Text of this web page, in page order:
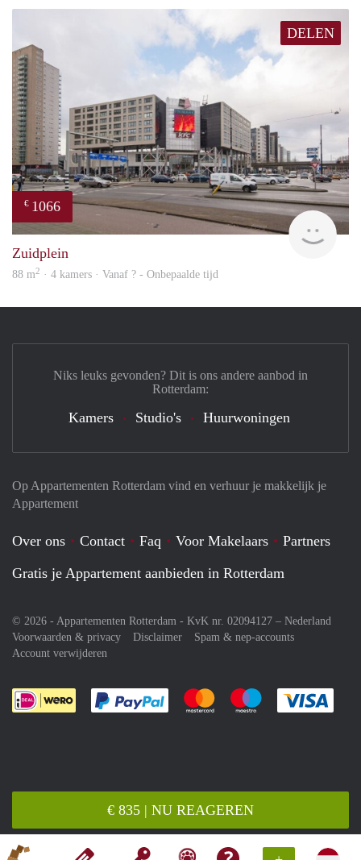
€ 835 | NU REAGEREN
DELEN
€ 1066
Zuidplein
88 m2 · 4 kamers · Vanaf ? - Onbepaalde tijd
Op Appartementen Rotterdam vind en verhuur je makkelijk je
Appartement
Over ons Contact Faq Voor Makelaars
Partners
Gratis je Appartement aanbieden in Rotterdam
© 2026 - Appartementen Rotterdam - KvK nr. 02094127 – Nederland
Voorwaarden & privacy
Disclaimer
Spam & nep-accounts
Account verwijderen
Je rekent gemakkelijk af met Paypal
Je rekent gemakkelijk af met
Je rekent
Niks leuks gevonden? Dit is ons andere aanbod in
Rotterdam:
Kamers Studio's Huurwoningen